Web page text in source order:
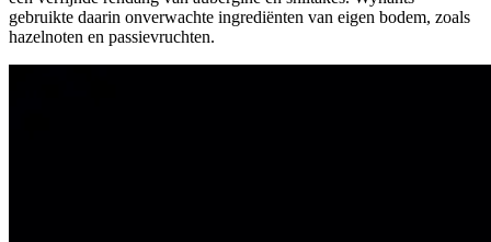
gebruikte daarin onverwachte ingrediënten van eigen bodem, zoals
hazelnoten en passievruchten.